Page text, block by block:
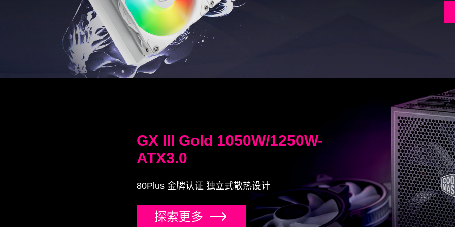
GX III Gold 1050W/1250W-
ATX3.0
80Plus 金牌认证 独立式散热设计
探索更多